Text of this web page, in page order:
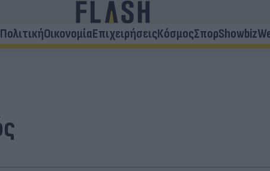
ΠολιτικήΟικονομίαΕπιχειρήσειςΚόσμοςΣπορShowbiz